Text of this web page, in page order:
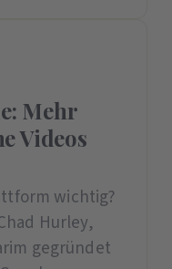
Mehr
Videos
wichtig?
Hurley,
gegründet